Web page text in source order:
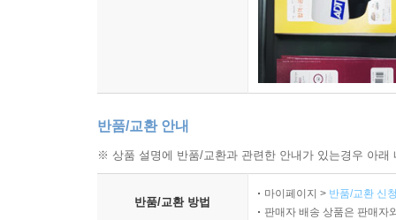
반품/교환 안내
※ 상품 설명에 반품/교환과 관련한 안내가 있는경우 아
반품/교환 방법
마이페이지 > 반품/교환 신
판매자 배송 상품은 판매자